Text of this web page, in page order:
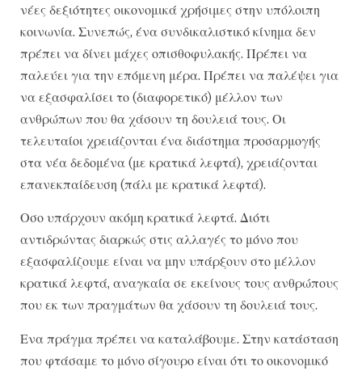
νέες δεξιότητες οικονομικά χρήσιμες στην υπόλοιπη
κοινωνία. Συνεπώς, ένα συνδικαλιστικό κίνημα δεν
πρέπει να δίνει μάχες οπισθοφυλακής. Πρέπει να
παλεύει για την επόμενη μέρα. Πρέπει να παλέψει για
να εξασφαλίσει το (διαφορετικό) μέλλον των
ανθρώπων που θα χάσουν τη δουλειά τους. Οι
τελευταίοι χρειάζονται ένα διάστημα προσαρμογής
στα νέα δεδομένα (με κρατικά λεφτά), χρειάζονται
επανεκπαίδευση (πάλι με κρατικά λεφτά).
Οσο υπάρχουν ακόμη κρατικά λεφτά. Διότι
αντιδρώντας διαρκώς στις αλλαγές το μόνο που
εξασφαλίζουμε είναι να μην υπάρξουν στο μέλλον
κρατικά λεφτά, αναγκαία σε εκείνους τους ανθρώπους
που εκ των πραγμάτων θα χάσουν τη δουλειά τους.
Ενα πράγμα πρέπει να καταλάβουμε. Στην κατάσταση
που φτάσαμε το μόνο σίγουρο είναι ότι το οικονομικό